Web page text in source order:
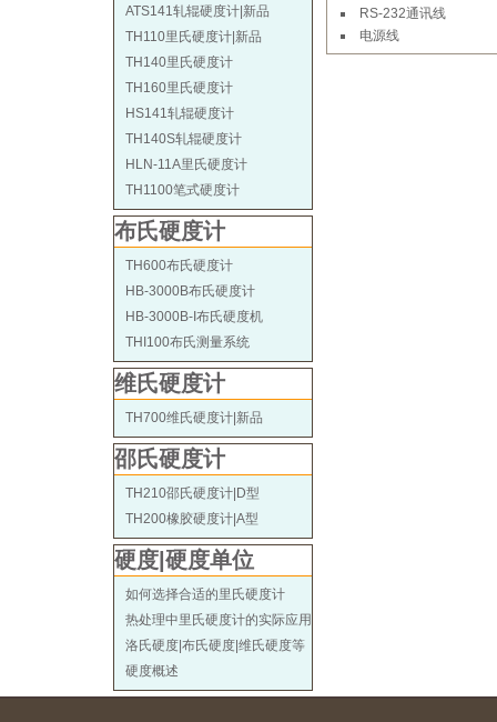
ATS141轧辊硬度计|新品
TH110里氏硬度计|新品
TH140里氏硬度计
TH160里氏硬度计
HS141轧辊硬度计
TH140S轧辊硬度计
HLN-11A里氏硬度计
TH1100笔式硬度计
布氏硬度计
TH600布氏硬度计
HB-3000B布氏硬度计
HB-3000B-I布氏硬度机
THI100布氏测量系统
维氏硬度计
TH700维氏硬度计|新品
邵氏硬度计
TH210邵氏硬度计|D型
TH200橡胶硬度计|A型
硬度|硬度单位
如何选择合适的里氏硬度计
热处理中里氏硬度计的实际应用
洛氏硬度|布氏硬度|维氏硬度等
硬度概述
RS-232通讯线
电源线